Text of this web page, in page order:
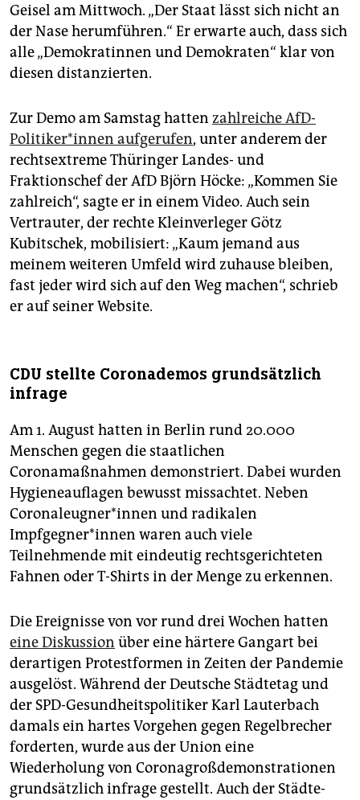
Geisel am Mittwoch. „Der Staat lässt sich nicht an
der Nase herumführen.“ Er erwarte auch, dass sich
alle „Demokratinnen und Demokraten“ klar von
diesen distanzierten.
Zur Demo am Samstag hatten zahlreiche AfD-
Politiker*innen aufgerufen, unter anderem der
rechtsextreme Thüringer Landes- und
Fraktionschef der AfD Björn Höcke: „Kommen Sie
zahlreich“, sagte er in einem Video. Auch sein
Vertrauter, der rechte Kleinverleger Götz
Kubitschek, mobilisiert: „Kaum jemand aus
meinem weiteren Umfeld wird zuhause bleiben,
fast jeder wird sich auf den Weg machen“, schrieb
er auf seiner Website.
CDU stellte Coronademos grundsätzlich
infrage
Am 1. August hatten in Berlin rund 20.000
Menschen gegen die staatlichen
Coronamaßnahmen demonstriert. Dabei wurden
Hygieneauflagen bewusst missachtet. Neben
Coronaleugner*innen und radikalen
Impfgegner*innen waren auch viele
Teilnehmende mit eindeutig rechtsgerichteten
Fahnen oder T-Shirts in der Menge zu erkennen.
Die Ereignisse von vor rund drei Wochen hatten
eine Diskussion über eine härtere Gangart bei
derartigen Protestformen in Zeiten der Pandemie
ausgelöst. Während der Deutsche Städtetag und
der SPD-Gesundheitspolitiker Karl Lauterbach
damals ein hartes Vorgehen gegen Regelbrecher
forderten, wurde aus der Union eine
Wiederholung von Coronagroßdemonstrationen
grundsätzlich infrage gestellt. Auch der Städte-